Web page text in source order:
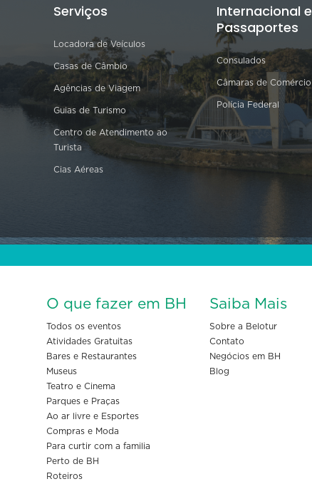
Serviços
Locadora de Veículos
Casas de Câmbio
Agências de Viagem
Guias de Turismo
Centro de Atendimento ao
Turista
Cias Aéreas
Internacional e
Passaportes
Consulados
Câmaras de Comércio
Polícia Federal
O que fazer em BH
Todos os eventos
Atividades Gratuitas
Bares e Restaurantes
Museus
Teatro e Cinema
Parques e Praças
Ao ar livre e Esportes
Compras e Moda
Para curtir com a familia
Perto de BH
Roteiros
Saiba Mais
Sobre a Belotur
Contato
Negócios em BH
Blog